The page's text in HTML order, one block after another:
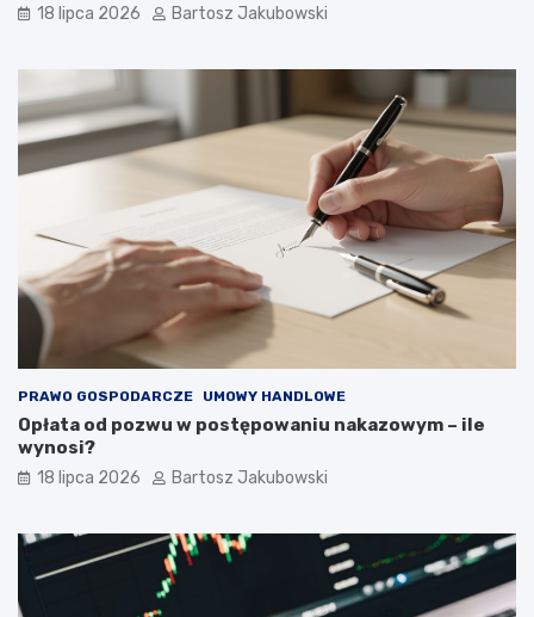
18 lipca 2026 Bartosz Jakubowski
PRAWO GOSPODARCZE UMOWY HANDLOWE
Opłata od pozwu w postępowaniu nakazowym – ile
wynosi?
18 lipca 2026 Bartosz Jakubowski